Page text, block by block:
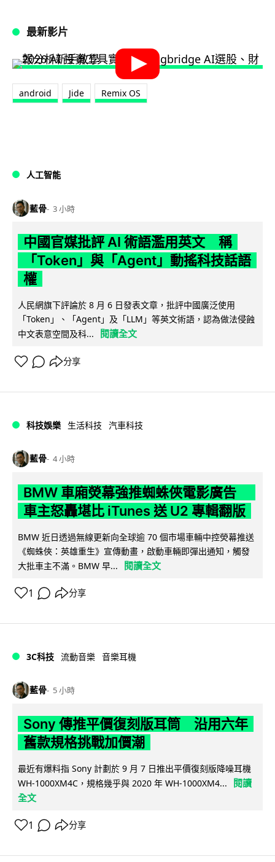
最新影片
android Jide Remix OS
人工智能
藍骨 3 小時
中國官媒批評 AI 術語濫用英文 稱
「Token」與「Agent」動搖科技話語
權
人民網旗下評論於 8 月 6 日發表文章，批評中國廣泛使用
「Token」、「Agent」及「LLM」等英文術語，認為做法侵蝕
中文表意空間及科...
閱讀全文
分享
科技娛樂 生活科技 汽車科技
藍骨 4 小時
BMW 車廂熒幕強推蜘蛛俠電影廣告
車主怒轟堪比 iTunes 送 U2 專輯翻版
BMW 近日透過無線更新向全球逾 70 個市場車輛中控熒幕推送
《蜘蛛俠：英雄重生》宣傳動畫，啟動車輛即彈出通知，觸發
大批車主不滿。BMW 早...
閱讀全文
1 分享
3C科技 流動音樂 音樂耳機
藍骨 5 小時
Sony 傳推平價復刻版耳筒 沿用六年
舊款規格挑戰加價潮
最近有爆料指 Sony 計劃於 9 月 7 日推出平價復刻版降噪耳機
WH-1000XM4C，規格幾乎與 2020 年 WH-1000XM4...
閱讀
全文
1 分享